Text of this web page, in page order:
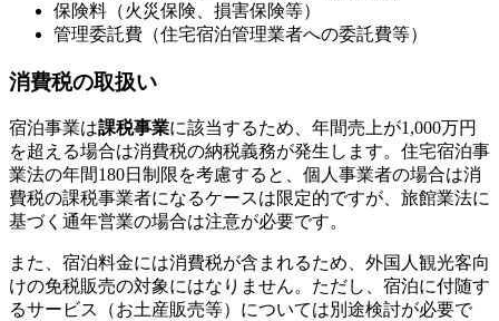
保険料（火災保険、損害保険等）
管理委託費（住宅宿泊管理業者への委託費等）
消費税の取扱い
宿泊事業は課税事業に該当するため、年間売上が1,000万円
を超える場合は消費税の納税義務が発生します。住宅宿泊事
業法の年間180日制限を考慮すると、個人事業者の場合は消
費税の課税事業者になるケースは限定的ですが、旅館業法に
基づく通年営業の場合は注意が必要です。
また、宿泊料金には消費税が含まれるため、外国人観光客向
けの免税販売の対象にはなりません。ただし、宿泊に付随す
るサービス（お土産販売等）については別途検討が必要で